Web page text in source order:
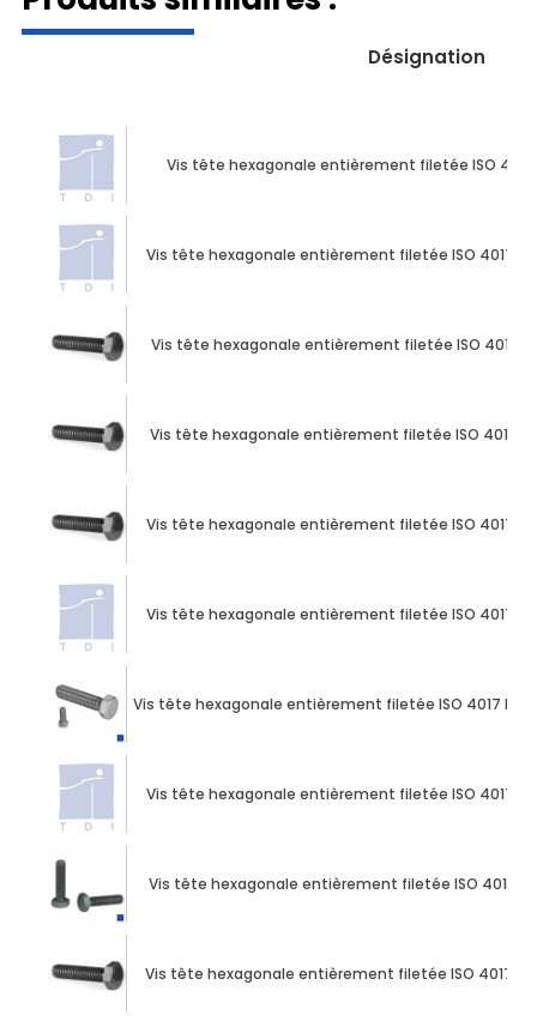
Désignation
Vis tête hexagonale entièrement filetée ISO 4017
Vis tête hexagonale entièrement filetée ISO 4017
Vis tête hexagonale entièrement filetée ISO 4017
Vis tête hexagonale entièrement filetée ISO 4017
Vis tête hexagonale entièrement filetée ISO 4017
Vis tête hexagonale entièrement filetée ISO 4017
Vis tête hexagonale entièrement filetée ISO 4017 M10
Vis tête hexagonale entièrement filetée ISO 4017
Vis tête hexagonale entièrement filetée ISO 4017
Vis tête hexagonale entièrement filetée ISO 4017